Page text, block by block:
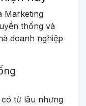
Marketing
thống và
doanh nghiệp
từ lâu nhưng